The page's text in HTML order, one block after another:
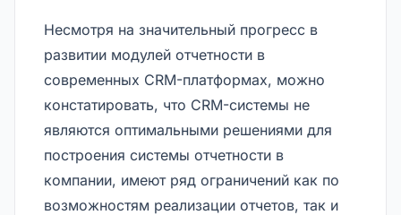
Несмотря на значительный прогресс в
развитии модулей отчетности в
современных CRM-платформах, можно
констатировать, что CRM-системы не
являются оптимальными решениями для
построения системы отчетности в
компании, имеют ряд ограничений как по
возможностям реализации отчетов, так и